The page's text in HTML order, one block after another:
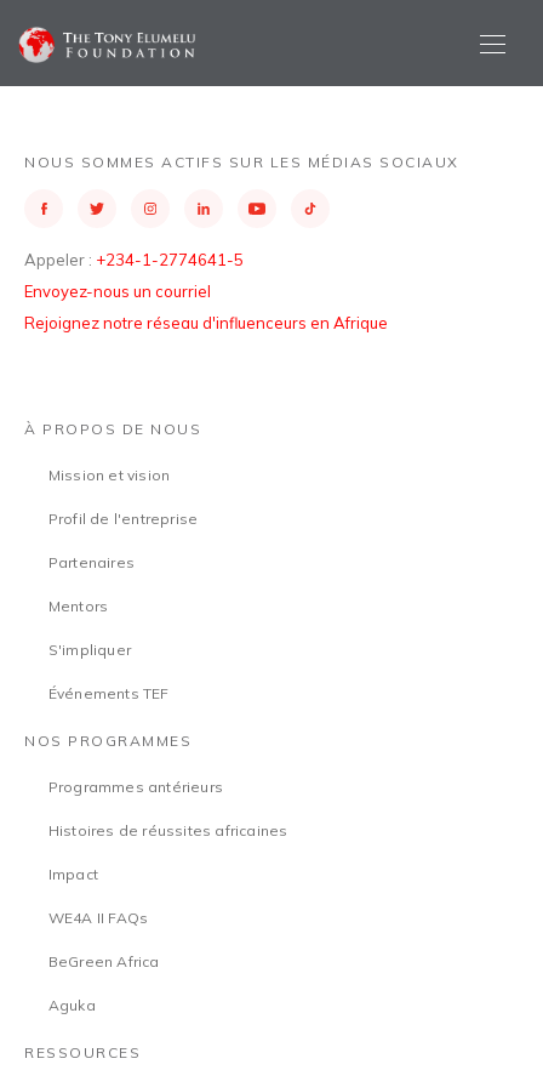
NOUS SOMMES ACTIFS SUR LES MÉDIAS SOCIAUX
Appeler : +234-1-2774641-5
Envoyez-nous un courriel
Rejoignez notre réseau d'influenceurs en Afrique
À PROPOS DE NOUS
Mission et vision
Profil de l'entreprise
Partenaires
Mentors
S'impliquer
Événements TEF
NOS PROGRAMMES
Programmes antérieurs
Histoires de réussites africaines
Impact
WE4A II FAQs
BeGreen Africa
Aguka
RESSOURCES